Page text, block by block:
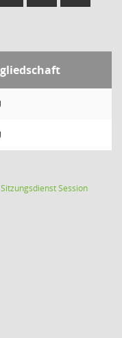
SitzungsdienstSession(Wird in